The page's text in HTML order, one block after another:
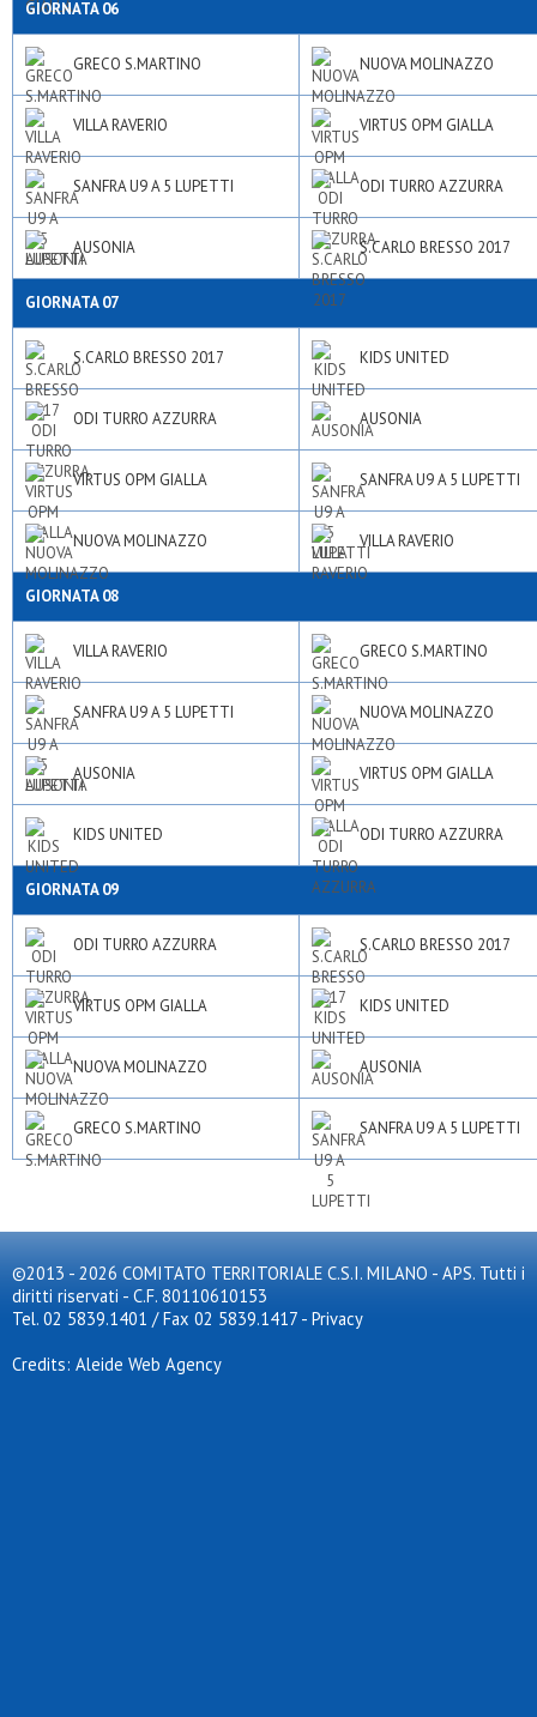
GIORNATA 06
GRECO S.MARTINO NUOVA MOLINAZZO
VILLA RAVERIO VIRTUS OPM GIALLA
SANFRA U9 A 5 LUPETTI ODI TURRO AZZURRA
AUSONIA S.CARLO BRESSO 2017
GIORNATA 07
S.CARLO BRESSO 2017 KIDS UNITED
ODI TURRO AZZURRA AUSONIA
VIRTUS OPM GIALLA SANFRA U9 A 5 LUPETTI
NUOVA MOLINAZZO VILLA RAVERIO
GIORNATA 08
VILLA RAVERIO GRECO S.MARTINO
SANFRA U9 A 5 LUPETTI NUOVA MOLINAZZO
AUSONIA VIRTUS OPM GIALLA
KIDS UNITED ODI TURRO AZZURRA
GIORNATA 09
ODI TURRO AZZURRA S.CARLO BRESSO 2017
VIRTUS OPM GIALLA KIDS UNITED
NUOVA MOLINAZZO AUSONIA
GRECO S.MARTINO SANFRA U9 A 5 LUPETTI
©2013 - 2026 COMITATO TERRITORIALE C.S.I. MILANO - APS. Tutti i
diritti riservati - C.F. 80110610153
Tel. 02 5839.1401 / Fax 02 5839.1417 - Privacy
Credits: Aleide Web Agency